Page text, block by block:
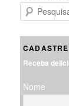
e
u
a
Receba
Nome